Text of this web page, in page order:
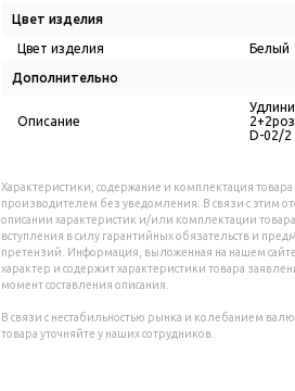
Цвет изделия
Цвет изделия Белый
Дополнительно
Описание
D-02/2
Характеристики, содержание и комплектация товара
производителем без уведомления. В связи с этим
описании характеристик и/или комплектации
вступления в силу гарантийных обязательств и
претензий. Информация, выложенная на нашем
характер и содержит характеристики товара
момент составления описания.
В связи с нестабильностью рынка и колебанием
товара уточняйте у наших сотрудников.